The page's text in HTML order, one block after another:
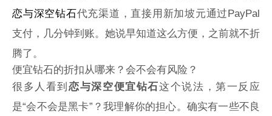
恋与深空钻石代充渠道，直接用新加坡元通过PayPal
支付，几分钟到账。她说早知道这么方便，之前就不折
腾了。
便宜钻石的折扣从哪来？会不会有风险？
很多人看到恋与深空便宜钻石这个说法，第一反应
是“会不会是黑卡”？我理解你的担心。确实有一些不良